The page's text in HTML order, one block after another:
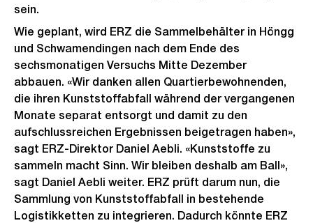
sein.
Wie geplant, wird ERZ die Sammelbehälter in Höngg
und Schwamendingen nach dem Ende des
sechsmonatigen Versuchs Mitte Dezember
abbauen. «Wir danken allen Quartierbewohnenden,
die ihren Kunststoffabfall während der vergangenen
Monate separat entsorgt und damit zu den
aufschlussreichen Ergebnissen beigetragen haben»,
sagt ERZ-Direktor Daniel Aebli. «Kunststoffe zu
sammeln macht Sinn. Wir bleiben deshalb am Ball»,
sagt Daniel Aebli weiter. ERZ prüft darum nun, die
Sammlung von Kunststoffabfall in bestehende
Logistikketten zu integrieren. Dadurch könnte ERZ